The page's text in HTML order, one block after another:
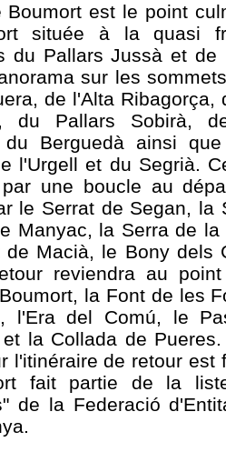
Boumort est le point
située à la quasi
du Pallars Jussà et
sur les
de l'Alta Ribagorça,
du Pallars Sobirà,
du Berguedà ainsi
l'Urgell et du Segrià.
une boucle au
le Serrat de Segan, la
Manyac, la Serra de
de Macià, le Bony dels
reviendra au
la Font de les
l'Era del Comú, le
et la Collada de
l'itinéraire de retour est
fait partie de la
de la Federació